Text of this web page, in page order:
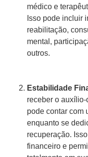
médico e
Isso pode incluir
reabilitação,
mental,
outros.
Estabilidade
receber o
pode contar com
enquanto se
recuperação.
financeiro e